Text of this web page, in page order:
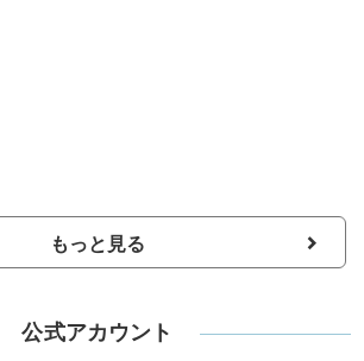
もっと見る
公式アカウント